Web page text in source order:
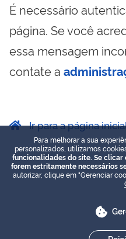
É necessário
página. Se você
essa mensagem
contate a
Ir para a página
Para melhorar a sua
personalizados, utilizamos
funcionalidades do site. Se clicar
forem estritamente necessários
autorizar, clique em "Gerenciar